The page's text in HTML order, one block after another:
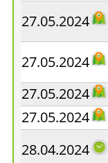
27.05.2024
27.05.2024
27.05.2024
27.05.2024
28.04.2024